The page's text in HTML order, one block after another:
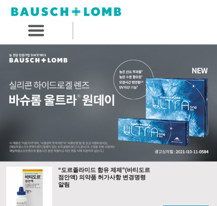
“도르졸라미드 함유 제제”(바티도르
점안액) 의약품 허가사항 변경명령
알림